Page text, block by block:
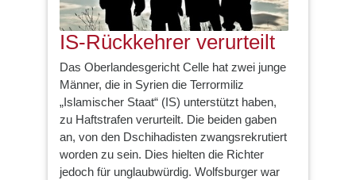
IS-Rückkehrer verurteilt
Das Oberlandesgericht Celle hat zwei junge
Männer, die in Syrien die Terrormiliz
„Islamischer Staat“ (IS) unterstützt haben,
zu Haftstrafen verurteilt. Die beiden gaben
an, von den Dschihadisten zwangsrekrutiert
worden zu sein. Dies hielten die Richter
jedoch für unglaubwürdig. Wolfsburger war